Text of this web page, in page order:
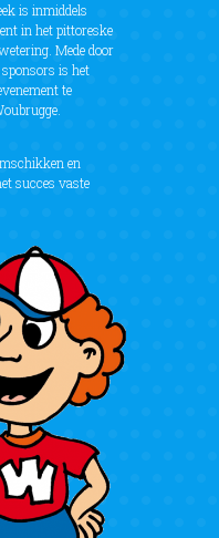
is inmiddels
in het pittoreske
Mede door
is het
te
en
succes vaste